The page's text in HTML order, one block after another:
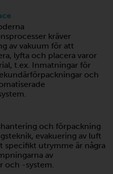
kräver
av vakuum för att
lyfta och placera varor
t.ex. Inmatningar för
och
och förpackning
evakuering av luft
specifikt utrymme är några
av
och -system.